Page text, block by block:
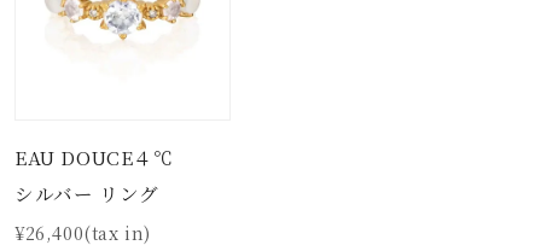
EAU DOUCE４℃
シルバー リング
¥26,400(tax in)